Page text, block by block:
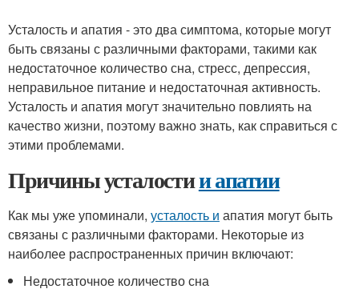
Усталость и апатия - это два симптома, которые могут
быть связаны с различными факторами, такими как
недостаточное количество сна, стресс, депрессия,
неправильное питание и недостаточная активность.
Усталость и апатия могут значительно повлиять на
качество жизни, поэтому важно знать, как справиться с
этими проблемами.
Причины усталостии апатии
Как мы уже упоминали, усталость и апатия могут быть
связаны с различными факторами. Некоторые из
наиболее распространенных причин включают:
Недостаточное количество сна